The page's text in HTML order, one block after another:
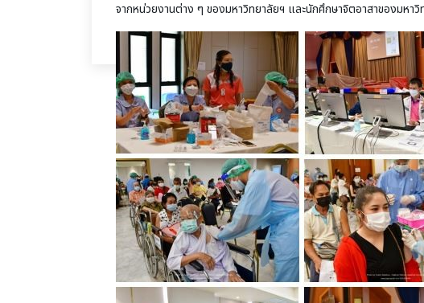
จากหน่วยงานต่าง ๆ ของมหาวิทยาลัยฯ และนักศึกษาจิตอาสาของมหา